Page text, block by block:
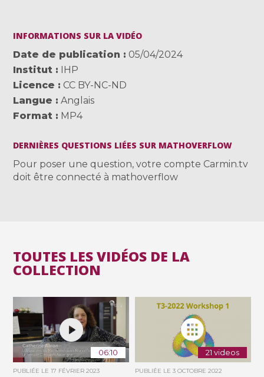
INFORMATIONS SUR LA VIDÉO
Date de publication
05/04/2024
Institut
IHP
Licence
CC BY-NC-ND
Langue
Anglais
Format
MP4
DERNIÈRES QUESTIONS LIÉES SUR MATHOVERFLOW
Pour poser une question, votre compte Carmin.tv
doit être connecté à mathoverflow
TOUTES LES VIDÉOS DE LA
COLLECTION
06:10
PUBLIÉE LE17 FÉVRIER 2023
21 videos
PUBLIÉE LE 3 OCTOBRE 2022